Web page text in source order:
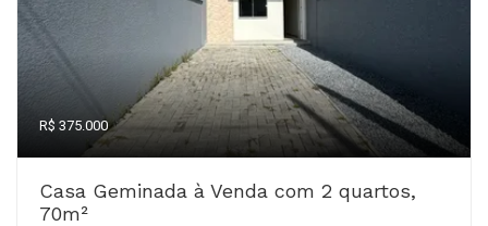
R$ 375.000
Casa Geminada à Venda com 2 quartos,
70m²